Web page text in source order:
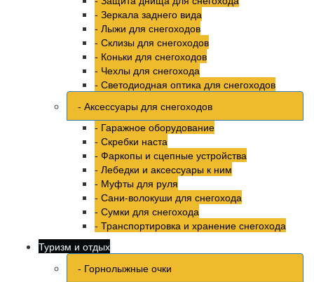
- Зеркала заднего вида
- Лыжи для снегоходов
- Склизы для снегоходов
- Коньки для снегоходов
- Чехлы для снегохода
- Светодиодная оптика для снегоходов
- Аксессуары для снегоходов
- Гаражное оборудование
- Скребки наста
- Фаркопы и сцепные устройства
- Лебедки и аксессуары к ним
- Муфты для руля
- Сани-волокуши для снегохода
- Сумки для снегохода
- Транспортировка и хранение снегохода
Туризм и отдых
- Горнолыжные очки